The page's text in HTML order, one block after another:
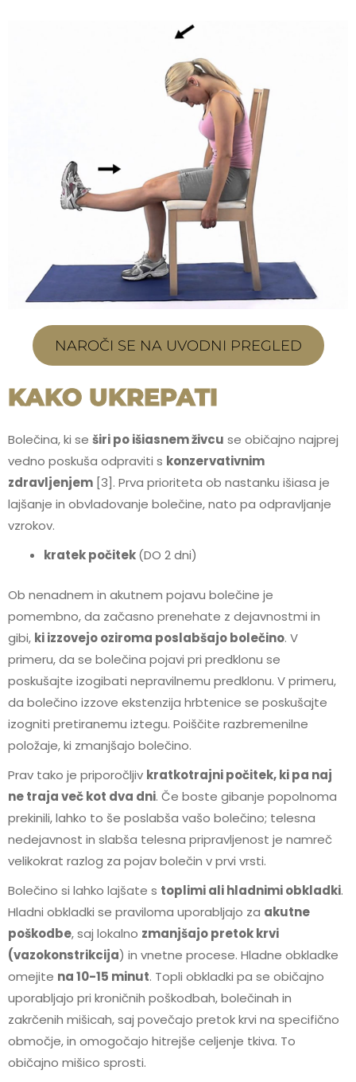
NAROČI SE NA UVODNI PREGLED
KAKO UKREPATI
Bolečina, ki se širi po išiasnem živcu se običajno najprej
vedno poskuša odpraviti s konzervativnim
zdravljenjem [3]. Prva prioriteta ob nastanku išiasa je
lajšanje in obvladovanje bolečine, nato pa odpravljanje
vzrokov.
kratek počitek(DO 2 dni)
Ob nenadnem in akutnem pojavu bolečine je
pomembno, da začasno prenehate z dejavnostmi in
gibi, ki izzovejo oziroma poslabšajo bolečino. V
primeru, da se bolečina pojavi pri predklonu se
poskušajte izogibati nepravilnemu predklonu. V primeru,
da bolečino izzove ekstenzija hrbtenice se poskušajte
izogniti pretiranemu iztegu. Poiščite razbremenilne
položaje, ki zmanjšajo bolečino.
Prav tako je priporočljiv kratkotrajni počitek, ki pa naj
ne traja več kot dva dni. Če boste gibanje popolnoma
prekinili, lahko to še poslabša vašo bolečino; telesna
nedejavnost in slabša telesna pripravljenost je namreč
velikokrat razlog za pojav bolečin v prvi vrsti.
Bolečino si lahko lajšate s toplimi ali hladnimi obkladki.
Hladni obkladki se praviloma uporabljajo za akutne
poškodbe, saj lokalno zmanjšajo pretok krvi
(vazokonstrikcija) in vnetne procese. Hladne obkladke
omejite na 10-15 minut. Topli obkladki pa se običajno
uporabljajo pri kroničnih poškodbah, bolečinah in
zakrčenih mišicah, saj povečajo pretok krvi na specifično
območje, in omogočajo hitrejše celjenje tkiva. To
običajno mišico sprosti.